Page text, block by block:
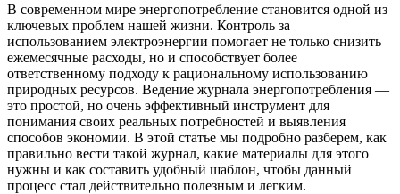
В современном мире энергопотребление становится одной из
ключевых проблем нашей жизни. Контроль за
использованием электроэнергии помогает не только снизить
ежемесячные расходы, но и способствует более
ответственному подходу к рациональному использованию
природных ресурсов. Ведение журнала энергопотребления —
это простой, но очень эффективный инструмент для
понимания своих реальных потребностей и выявления
способов экономии. В этой статье мы подробно разберем, как
правильно вести такой журнал, какие материалы для этого
нужны и как составить удобный шаблон, чтобы данный
процесс стал действительно полезным и легким.